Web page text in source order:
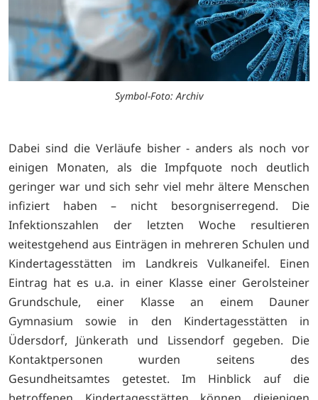
Symbol-Foto: Archiv
Dabei sind die Verläufe bisher - anders als noch vor
einigen Monaten, als die Impfquote noch deutlich
geringer war und sich sehr viel mehr ältere Menschen
infiziert haben – nicht besorgniserregend. Die
Infektionszahlen der letzten Woche resultieren
weitestgehend aus Einträgen in mehreren Schulen und
Kindertagesstätten im Landkreis Vulkaneifel. Einen
Eintrag hat es u.a. in einer Klasse einer Gerolsteiner
Grundschule, einer Klasse an einem Dauner
Gymnasium sowie in den Kindertagesstätten in
Üdersdorf, Jünkerath und Lissendorf gegeben. Die
Kontaktpersonen wurden seitens des
Gesundheitsamtes getestet. Im Hinblick auf die